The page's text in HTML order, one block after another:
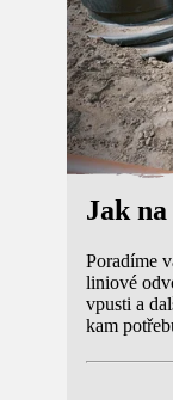
Jak
Poradíme
liniové
vpusti a
kam